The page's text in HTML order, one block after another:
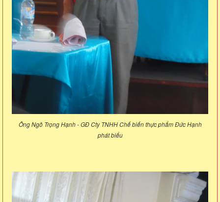
Ông Ngô Trọng Hạnh - GĐ Cty TNHH Chế biến thực phẩm Đức Hạnh
phát biểu